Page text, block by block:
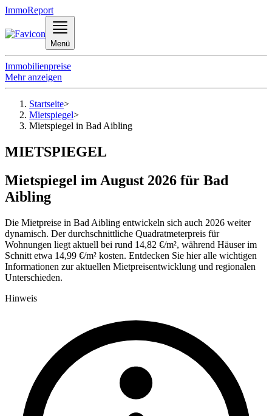
ImmoReport
Menü
Immobilienpreise
Mehr anzeigen
Startseite>
Mietspiegel>
Mietspiegel in Bad Aibling
MIETSPIEGEL
Mietspiegel im August 2026 für Bad
Aibling
Die Mietpreise in Bad Aibling entwickeln sich auch 2026 weiter
dynamisch. Der durchschnittliche Quadratmeterpreis für
Wohnungen liegt aktuell bei rund 14,82 €/m², während Häuser im
Schnitt etwa 14,99 €/m² kosten. Entdecken Sie hier alle wichtigen
Informationen zur aktuellen Mietpreisentwicklung und regionalen
Unterschieden.
Hinweis